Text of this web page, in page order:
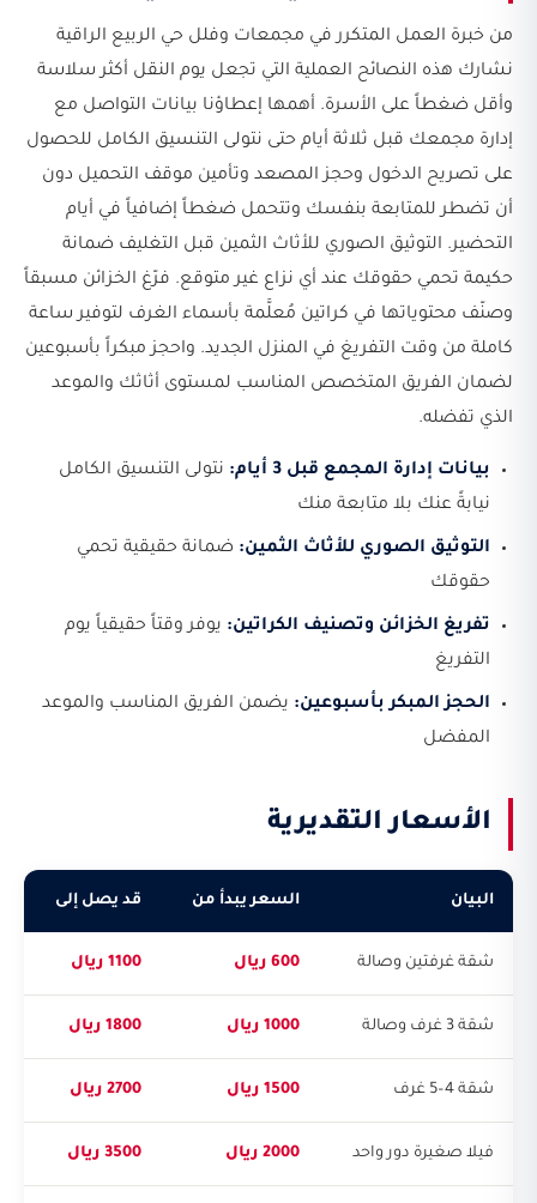
من خبرة العمل المتكرر في مجمعات وفلل حي الربيع الراقية
نشارك هذه النصائح العملية التي تجعل يوم النقل أكثر سلاسة
وأقل ضغطاً على الأسرة. أهمها إعطاؤنا بيانات التواصل مع
إدارة مجمعك قبل ثلاثة أيام حتى نتولى التنسيق الكامل للحصول
على تصريح الدخول وحجز المصعد وتأمين موقف التحميل دون
أن تضطر للمتابعة بنفسك وتتحمل ضغطاً إضافياً في أيام
التحضير. التوثيق الصوري للأثاث الثمين قبل التغليف ضمانة
حكيمة تحمي حقوقك عند أي نزاع غير متوقع. فرّغ الخزائن مسبقاً
وصنّف محتوياتها في كراتين مُعلَّمة بأسماء الغرف لتوفير ساعة
كاملة من وقت التفريغ في المنزل الجديد. واحجز مبكراً بأسبوعين
لضمان الفريق المتخصص المناسب لمستوى أثاثك والموعد
الذي تفضله.
بيانات إدارة المجمع قبل 3 أيام:
نتولى التنسيق الكامل
نيابةً عنك بلا متابعة منك
التوثيق الصوري للأثاث الثمين: ضمانة حقيقية تحمي
حقوقك
تفريغ الخزائن وتصنيف الكراتين: يوفر وقتاً حقيقياً يوم
التفريغ
الحجز المبكر بأسبوعين: يضمن الفريق المناسب والموعد
المفضل
الأسعار التقديرية
البيان السعر يبدأ من قد يصل إلى
شقة غرفتين وصالة 600 ريال 1100 ريال
شقة 3 غرف وصالة 1000 ريال 1800 ريال
شقة 4–5 غرف 1500 ريال 2700 ريال
فيلا صغيرة دور واحد 2000 ريال 3500 ريال